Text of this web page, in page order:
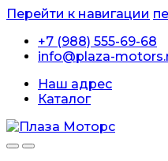
Перейти к навигации
+7 (988) 555-69-68
info@plaza-
Наш адрес
Каталог